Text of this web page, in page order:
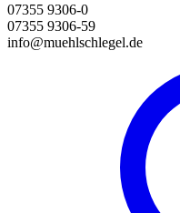
07355 9306-0
07355 9306-59
info@muehlschlegel.de